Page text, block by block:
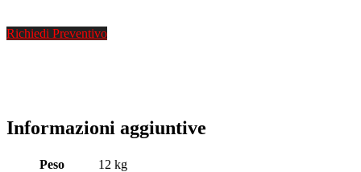
Richiedi Preventivo
Informazioni aggiuntive
Peso 12 kg